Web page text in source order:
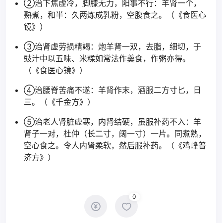
②治下焦虚冷，脚膝无力，阳事不行：羊肾一个，
熟煮，和半：久两炼成乳粉，空腹食之。（《食医心
镜》）
③治肾虚劳损精竭：炮羊肾一双，去脂，细切，于
豉汁中以五味、米糅如常法作羹食，作粥亦得。
（《食医心镜》）
④治腰脊苦痛不遂：羊肾作末，酒服二方寸匕，日
三。（《千金方》）
⑤治老人肾脏虚寒，内肾结硬，虽服补药不入：羊
肾子一对，杜仲（长二寸，阔一寸）一片。同煮熟，
空心食之。令人内肾柔软，然后服补药。（《鸡峰普
济方》）
0